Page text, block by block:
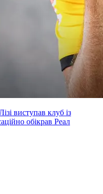
виступав клуб із
обікрав Реал